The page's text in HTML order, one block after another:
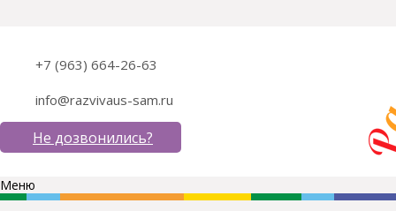
+7 (963) 664-26-63
info@razvivaus-sam.ru
Не дозвонились?
Меню